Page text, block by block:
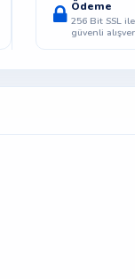
Ödeme
256 Bit SSL ile
güvenli